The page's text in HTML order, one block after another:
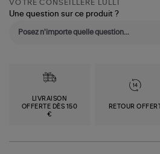
VOTRE CONSEILLÈRE LULLI
Une question sur ce produit ?
LIVRAISON
OFFERTE DÈS 150
€
RETOUR OFFERT